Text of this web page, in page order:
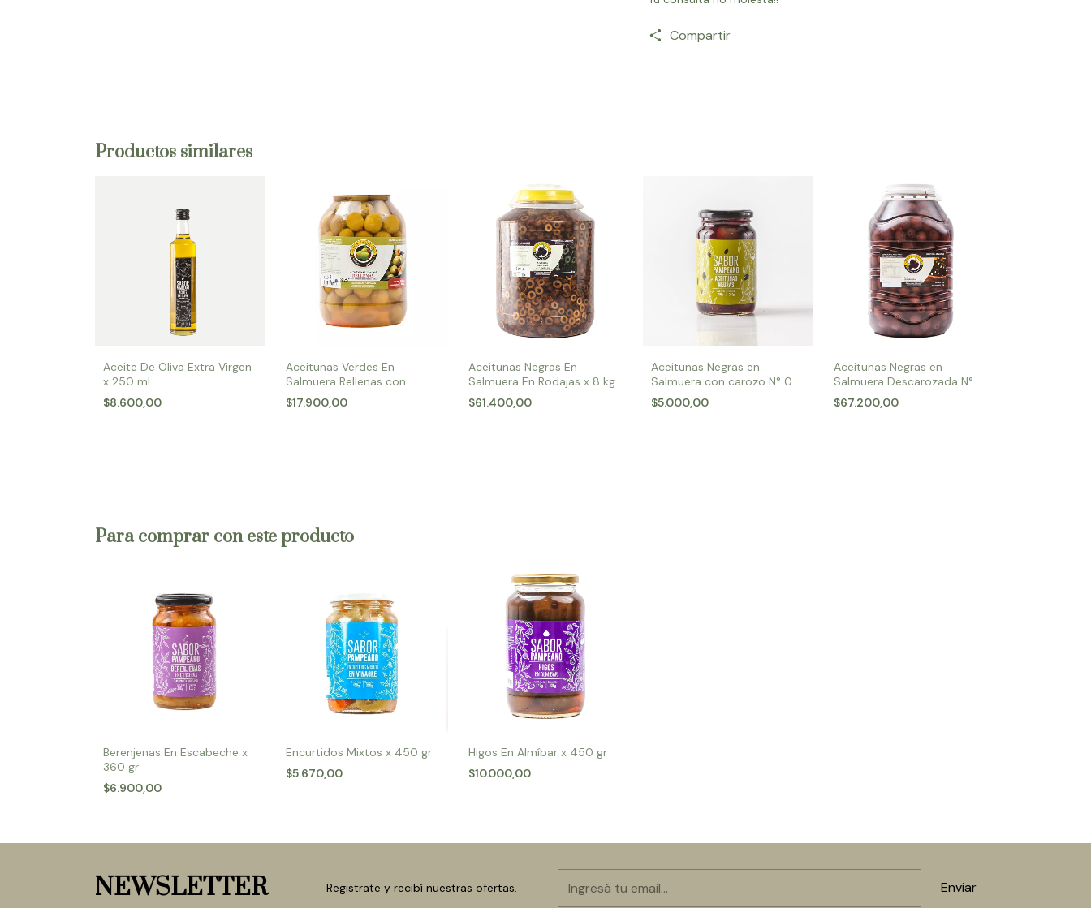
Compartir
Productos similares
Aceite De Oliva Extra Virgen
x 250 ml
$8.600,00
Aceitunas Verdes En
Salmuera Rellenas con
Morrones N° 0 x 1,550 Kg
$17.900,00
Aceitunas Negras En
Salmuera En Rodajas x 8 kg
$61.400,00
Aceitunas Negras en
Salmuera con carozo N° 00
x 400 gr
$5.000,00
Aceitunas Negras en
Salmuera Descarozada N° 0
x 8 kg
$67.200,00
Para comprar con este producto
Berenjenas En Escabeche x
360 gr
$6.900,00
Encurtidos Mixtos x 450 gr
$5.670,00
Higos En Almíbar x 450 gr
$10.000,00
NEWSLETTER Registrate y recibí nuestras ofertas.